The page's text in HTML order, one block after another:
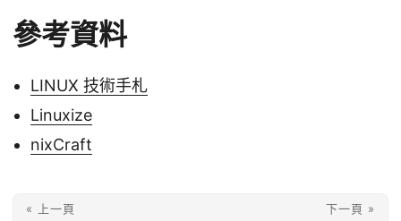
參考資料
LINUX 技術手札
Linuxize
nixCraft
« 上一頁 下一頁 »